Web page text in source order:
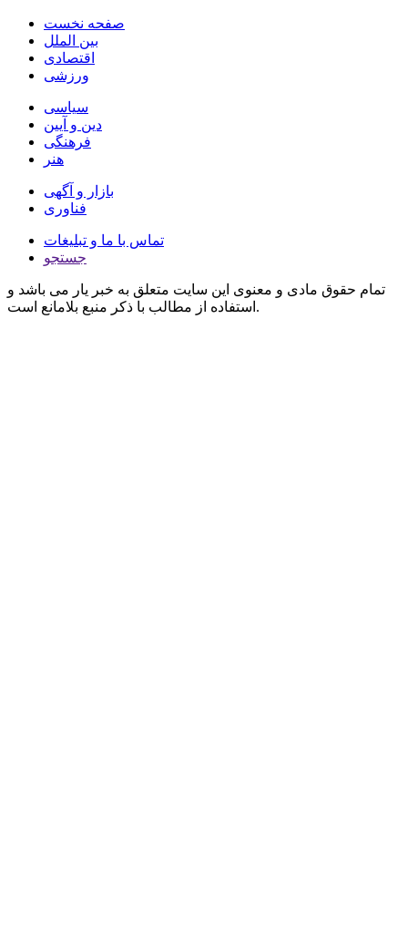
صفحه نخست
بین الملل
اقتصادی
ورزشی
سیاسی
دین و آیین
فرهنگی
هنر
بازار و آگهی
فناوری
تماس با ما و تبلیغات
جستجو
تمام حقوق مادی و معنوی این سایت متعلق به خبر یار می باشد و
استفاده از مطالب با ذکر منبع بلامانع است.